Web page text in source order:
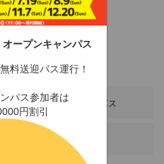
ープンキャンパス
料送迎バス運行！
パス参加者は
円割引
赤穂市新田380-3
）FAX：0791-46-2526
スクールバス